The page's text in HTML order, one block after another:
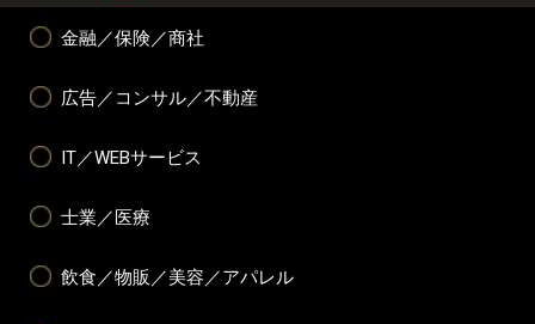
金融／保険／商社
広告／コンサル／不動産
IT／WEBサービス
士業／医療
飲食／物販／美容／アパレル